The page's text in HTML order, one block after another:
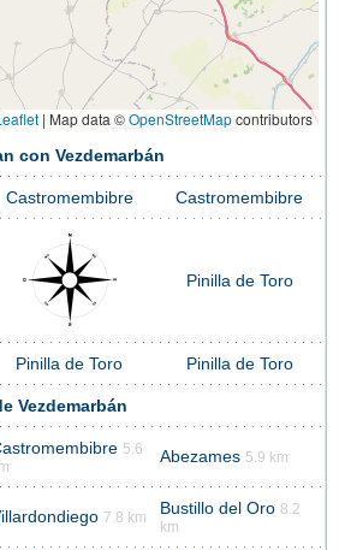
| Map data ©OpenStreetMapcontributors
con Vezdemarbán
Castromembibre Castromembibre
Pinilla de Toro
Pinilla de Toro Pinilla de Toro
Vezdemarbán
5.6
Abezames 5.9 km
7.8 km Bustillo del Oro 8.2
km